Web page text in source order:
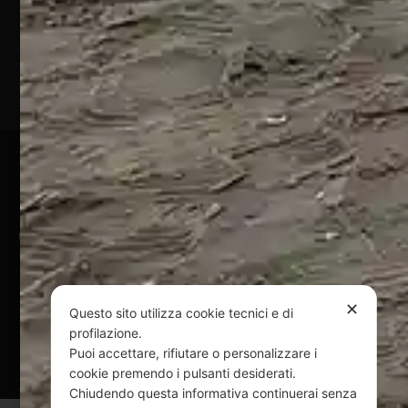
Marina
(TE)
P.Iva
01828920676
Pagamenti Sicuri
@ Copyright 2024 Webpesca è un brand Intent di Federico
Andrenacci P.Iva 01917920678
Via G. Galilei n. 2 – 64018 Tortoreto TE | REA TE-168019 |
Mail:
federicoandrenacci@pec.it
Questo sito è protetto da Google reCAPTCHA
v3,
Privacy Policy eTerms of Service
✕
Questo sito utilizza cookie tecnici e di
profilazione.
Puoi accettare, rifiutare o personalizzare i
cookie premendo i pulsanti desiderati.
Chiudendo questa informativa continuerai senza